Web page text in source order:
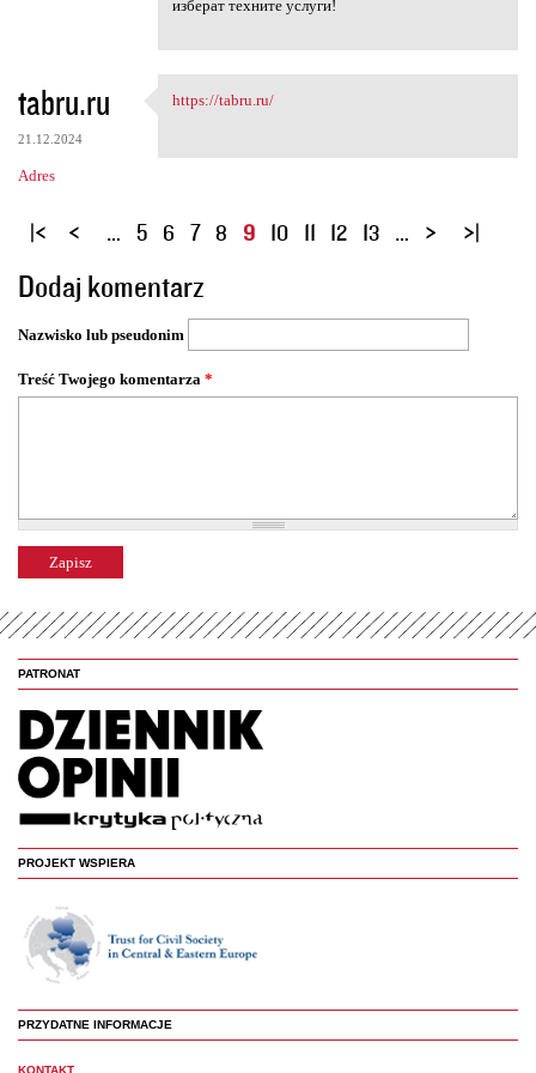
изберат техните услуги!
tabru.ru
21.12.2024
Adres
https://tabru.ru/
https://tabru.ru/
S
r
o
y
… 5 6 7 8 9 10 11 12 13 …
Dodaj komentarz
Nazwisko lub pseudonim
Treść Twojego komentarza *
PATRONAT
PROJEKT WSPIERA
PRZYDATNE INFORMACJE